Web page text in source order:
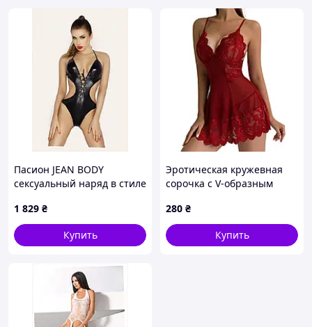
Пасион JEAN BODY
сексуальный наряд в стиле
1 829 ₴
Купить
Эротическая кружевная
сорочка с V-образным
красная, размер L
280 ₴
Купить